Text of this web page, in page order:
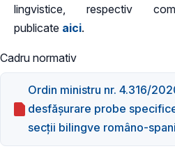
lingvistice, respectiv
publicate aici.
Cadru normativ
Ordin ministru nr. 4.316/
desfășurare probe
secții bilingve româno-